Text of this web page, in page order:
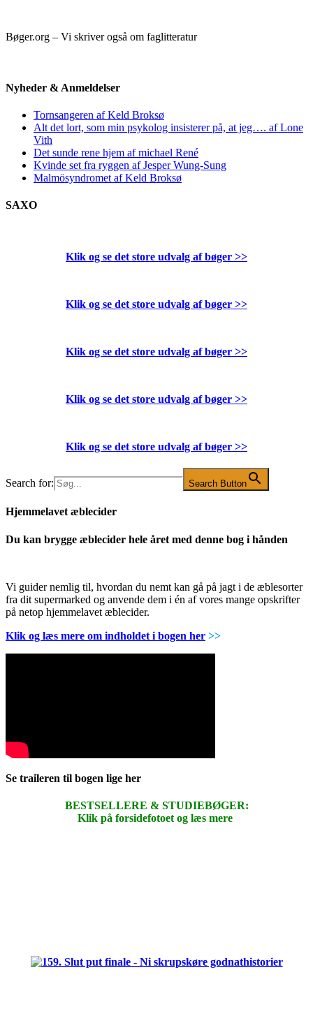
Bøger.org – Vi skriver også om faglitteratur
Nyheder & Anmeldelser
Tornsangeren af Keld Broksø
Alt det lort, som min psykolog insisterer på, at jeg…. af Lone
Vith
Det sunde rene hjem af michael René
Kvinde set fra ryggen af Jesper Wung-Sung
Malmösyndromet af Keld Broksø
SAXO
Klik og se det store udvalg af bøger >>
Klik og se det store udvalg af bøger >>
Klik og se det store udvalg af bøger >>
Klik og se det store udvalg af bøger >>
Klik og se det store udvalg af bøger >>
Search for: Search Button
Hjemmelavet æblecider
Du kan brygge æblecider hele året med denne bog i hånden
Vi guider nemlig til, hvordan du nemt kan gå på jagt i de æblesorter
fra dit supermarked og anvende dem i én af vores mange opskrifter
på netop hjemmelavet æblecider.
Klik og læs mere om indholdet i bogen her >>
Se traileren til bogen lige her
BESTSELLERE & STUDIEBØGER:
Klik på forsidefotoet og læs mere